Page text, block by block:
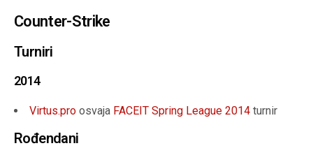
Counter-Strike
Turniri
2014
Virtus.pro osvaja FACEIT Spring League 2014 turnir
Rođendani